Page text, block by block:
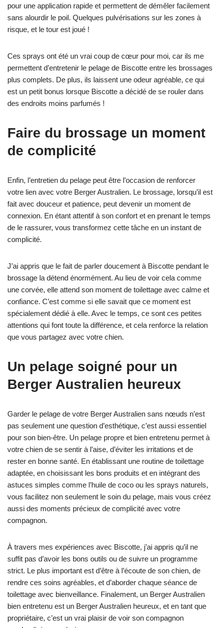
pour une application rapide et permettent de démêler facilement
sans alourdir le poil. Quelques pulvérisations sur les zones à
risque, et le tour est joué !
Ces sprays ont été un vrai coup de cœur pour moi, car ils me
permettent d’entretenir le pelage de Biscotte entre les brossages
plus complets. De plus, ils laissent une odeur agréable, ce qui
est un petit bonus lorsque Biscotte a décidé de se rouler dans
des endroits moins parfumés !
Faire du brossage un moment
de complicité
Enfin, l’entretien du pelage peut être l’occasion de renforcer
votre lien avec votre Berger Australien. Le brossage, lorsqu’il est
fait avec douceur et patience, peut devenir un moment de
connexion. En étant attentif à son confort et en prenant le temps
de le rassurer, vous transformez cette tâche en un instant de
complicité.
J’ai appris que le fait de parler doucement à Biscotte pendant le
brossage la détend énormément. Au lieu de voir cela comme
une corvée, elle attend son moment de toilettage avec calme et
confiance. C’est comme si elle savait que ce moment est
spécialement dédié à elle. Avec le temps, ce sont ces petites
attentions qui font toute la différence, et cela renforce la relation
que vous partagez avec votre chien.
Un pelage soigné pour un
Berger Australien heureux
Garder le pelage de votre Berger Australien sans nœuds n’est
pas seulement une question d’esthétique, c’est aussi essentiel
pour son bien-être. Un pelage propre et bien entretenu permet à
votre chien de se sentir à l’aise, d’éviter les irritations et de
rester en bonne santé. En établissant une routine de toilettage
adaptée, en choisissant les bons produits et en intégrant des
astuces simples comme l’huile de coco ou les sprays naturels,
vous facilitez non seulement le soin du pelage, mais vous créez
aussi des moments précieux de complicité avec votre
compagnon.
À travers mes expériences avec Biscotte, j’ai appris qu’il ne
suffit pas d’avoir les bons outils ou de suivre un programme
strict. Le plus important est d’être à l’écoute de son chien, de
rendre ces soins agréables, et d’aborder chaque séance de
toilettage avec bienveillance. Finalement, un Berger Australien
bien entretenu est un Berger Australien heureux, et en tant que
propriétaire, c’est un vrai plaisir de voir son compagnon